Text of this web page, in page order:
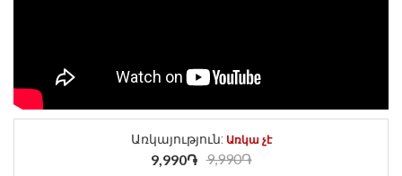
Առկայություն: Առկա չէ
9,990֏ 9,990֏